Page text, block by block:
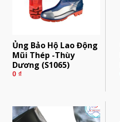
Ủng Bảo Hộ Lao Động
Mũi Thép -Thùy
Dương (S1065)
0 ₫